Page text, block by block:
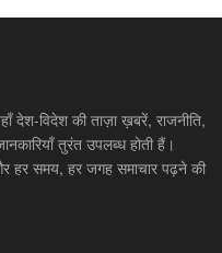
विदेश की ताज़ा ख़बरें, राजनीति,
तुरंत उपलब्ध होती हैं।
हर समय, हर जगह समाचार पढ़ने की